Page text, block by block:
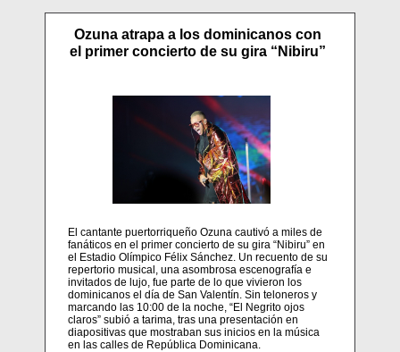
Ozuna atrapa a los dominicanos con
el primer concierto de su gira “Nibiru”
El cantante puertorriqueño Ozuna cautivó a miles de
fanáticos en el primer concierto de su gira “Nibiru” en
el Estadio Olímpico Félix Sánchez. Un recuento de su
repertorio musical, una asombrosa escenografía e
invitados de lujo, fue parte de lo que vivieron los
dominicanos el día de San Valentín. Sin teloneros y
marcando las 10:00 de la noche, “El Negrito ojos
claros” subió a tarima, tras una presentación en
diapositivas que mostraban sus inicios en la música
en las calles de República Dominicana.